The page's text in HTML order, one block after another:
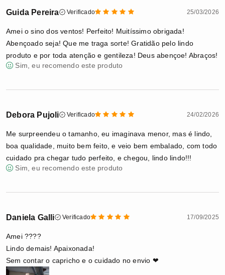
Guida Pereira Verificado 25/03/2026
Amei o sino dos ventos! Perfeito! Muitíssimo obrigada!
Abençoado seja! Que me traga sorte! Gratidão pelo lindo
produto e por toda atenção e gentileza! Deus abençoe! Abraços!
Sim, eu recomendo este produto
Debora Pujoli Verificado 24/02/2026
Me surpreendeu o tamanho, eu imaginava menor, mas é lindo,
boa qualidade, muito bem feito, e veio bem embalado, com todo
cuidado pra chegar tudo perfeito, e chegou, lindo lindo!!!
Sim, eu recomendo este produto
Daniela Galli Verificado 17/09/2025
Amei ????
Lindo demais! Apaixonada!
Sem contar o capricho e o cuidado no envio ❤